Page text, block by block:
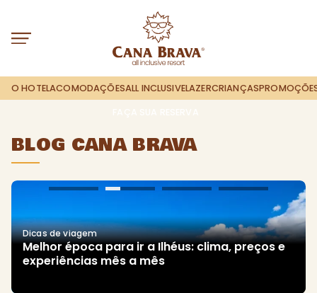
O HOTELACOMODAÇÕESALL INCLUSIVELAZERCRIANÇAS
BLOG CANA BRAVA
Dicas de viagem
Costa do Cacau: guia de praias, cultura e
passeio no sul da Bahia
Dicas de viagem
Melhor época para ir a Ilhéus: clima, preços e
experiências mês a mês
Dicas de viagem
Onde ficar em Ilhéus: centro, praias ou resort
all inclusive?
Dicas de viagem
Como chegar a Ilhéus: avião, carro, ônibus e
transfer